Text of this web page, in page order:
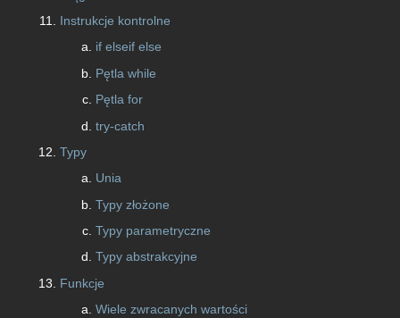
Instrukcje kontrolne
if elseif else
Pętla while
Pętla for
try-catch
Typy
Unia
Typy złożone
Typy parametryczne
Typy abstrakcyjne
Funkcje
Wiele zwracanych wartości